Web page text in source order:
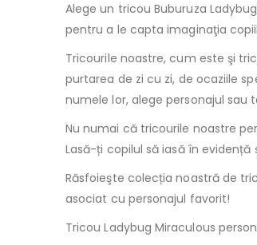
Alege un tricou Buburuza
pentru a le capta imaginaţia
Tricourile noastre, cum este şi
purtarea de zi cu zi, de ocaziile
numele lor, alege personajul
Nu numai că tricourile noastre
Lasă-ți copilul să iasă în
Răsfoieşte colecția noastră de
asociat cu personajul favorit!
Tricou Ladybug Miraculous